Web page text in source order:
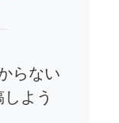
らない
よう